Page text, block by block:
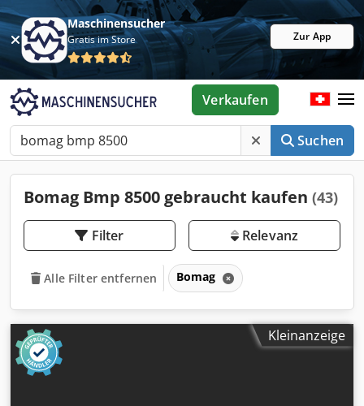
Maschinensucher
Gratis im Store Zur App
Suchen
Verkaufen
Bomag Bmp 8500 gebraucht kaufen (43)
Filter Relevanz
Alle Filter entfernen Bomag
Kleinanzeige